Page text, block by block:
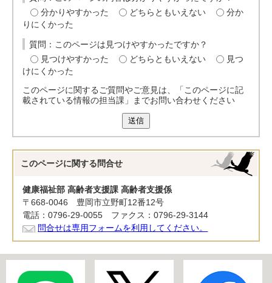
分かりやすかった
どちらともいえない
分か
りにくかった
質問：このページは見つけやすかったですか？
見つけやすかった
どちらともいえない
見つ
けにくかった
このページに関するご質問やご意見は、「このページに記
載されている情報の担当課」までお問い合わせください
送信
このページに関する 問合せ
健康福祉部 高齢者支援課 高齢者支援係
〒668-0046 豊岡市立野町12番12号
電話：0796-29-0055 ファクス：0796-29-3144
問合せは専用フォームを利用してください。